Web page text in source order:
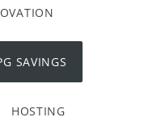
SAVINGS
HOSTING